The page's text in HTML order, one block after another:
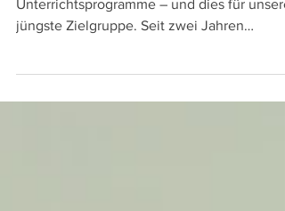
Es ist eines unserer jüngsten
Unterrichtsprogramme – und dies für unsere
vermittelt der Frühstücksfuchs